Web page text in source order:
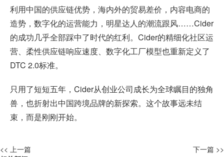
利用中国的供应链优势，海内外的贸易差价，内容电商的
造势，数字化的运营能力，明星达人的潮流跟风……Cider
的成功几乎全部踩中了时代的红利。Cider的精细化社区运
营、柔性供应链响应速度、数字化工厂模型也重新定义了
DTC 2.0标准。
只用了短短五年，Cider从创业公司成长为全球瞩目的独角
兽，也折射出中国跨境品牌的新探索。这个故事远未结
束，而是刚刚开始。
<< 上一篇
下一篇 >>